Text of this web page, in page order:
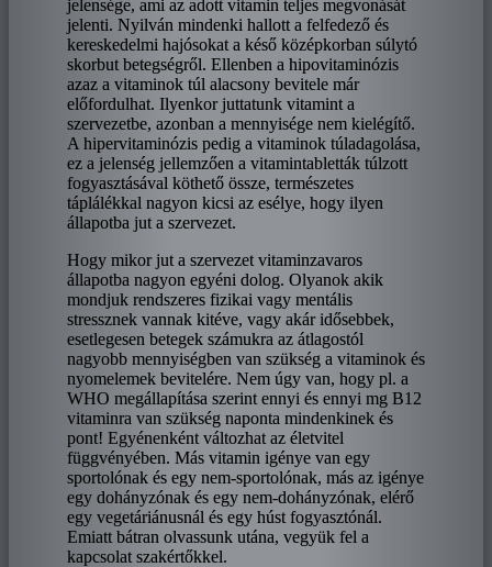
jelensége, ami az adott vitamin teljes megvonását
jelenti. Nyilván mindenki hallott a felfedező és
kereskedelmi hajósokat a késő középkorban súlytó
skorbut betegségről. Ellenben a hipovitaminózis
azaz a vitaminok túl alacsony bevitele már
előfordulhat. Ilyenkor juttatunk vitamint a
szervezetbe, azonban a mennyisége nem kielégítő.
A hipervitaminózis pedig a vitaminok túladagolása,
ez a jelenség jellemzően a vitamintabletták túlzott
fogyasztásával köthető össze, természetes
táplálékkal nagyon kicsi az esélye, hogy ilyen
állapotba jut a szervezet.
Hogy mikor jut a szervezet vitaminzavaros
állapotba nagyon egyéni dolog. Olyanok akik
mondjuk rendszeres fizikai vagy mentális
stressznek vannak kitéve, vagy akár idősebbek,
esetlegesen betegek számukra az átlagostól
nagyobb mennyiségben van szükség a vitaminok és
nyomelemek bevitelére. Nem úgy van, hogy pl. a
WHO megállapítása szerint ennyi és ennyi mg B12
vitaminra van szükség naponta mindenkinek és
pont! Egyénenként változhat az életvitel
függvényében. Más vitamin igénye van egy
sportolónak és egy nem-sportolónak, más az igénye
egy dohányzónak és egy nem-dohányzónak, elérő
egy vegetáriánusnál és egy húst fogyasztónál.
Emiatt bátran olvassunk utána, vegyük fel a
kapcsolat szakértőkkel.